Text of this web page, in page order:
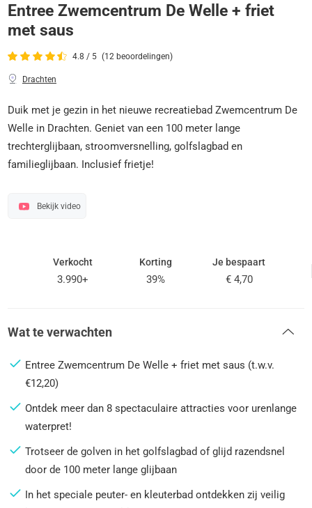
Entree Zwemcentrum De Welle + friet
met saus
4.8 / 5 (12 beoordelingen)
Drachten
Duik met je gezin in het nieuwe recreatiebad Zwemcentrum De
Welle in Drachten. Geniet van een 100 meter lange
trechterglijbaan, stroomversnelling, golfslagbad en
familieglijbaan. Inclusief frietje!
Bekijk video
Verkocht
3.990+
Korting
39%
Je bespaart
€ 4,70
Wat te verwachten
Entree Zwemcentrum De Welle + friet met saus (t.w.v.
€12,20)
Ontdek meer dan 8 spectaculaire attracties voor urenlange
waterpret!
Trotseer de golven in het golfslagbad of glijd razendsnel
door de 100 meter lange glijbaan
In het speciale peuter- en kleuterbad ontdekken zij veilig